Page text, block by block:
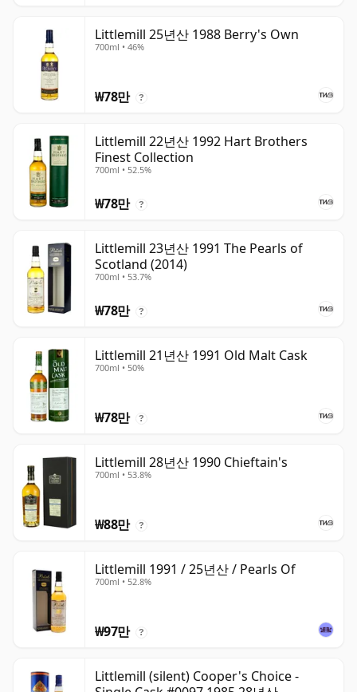
Littlemill 25년산 1988 Berry's Own
700ml • 46%
₩78만 ?
Littlemill 22년산 1992 Hart Brothers
Finest Collection
700ml • 52.5%
₩78만 ?
Littlemill 23년산 1991 The Pearls of
Scotland (2014)
700ml • 53.7%
₩78만 ?
Littlemill 21년산 1991 Old Malt Cask
700ml • 50%
₩78만 ?
Littlemill 28년산 1990 Chieftain's
700ml • 53.8%
₩88만 ?
Littlemill 1991 / 25년산 / Pearls Of
700ml • 52.8%
₩97만 ?
Littlemill (silent) Cooper's Choice -